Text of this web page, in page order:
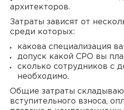
архитекторов.
Затраты зависят от
среди которых:
какова специализация
допуск какой СРО вы
сколько сотрудников с
необходимо.
Общие затраты
вступительного взноса,